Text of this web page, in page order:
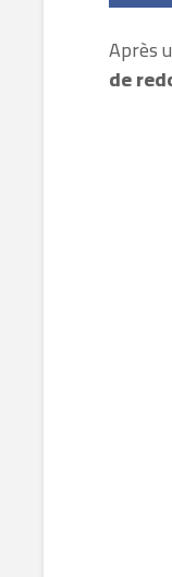
Après
de